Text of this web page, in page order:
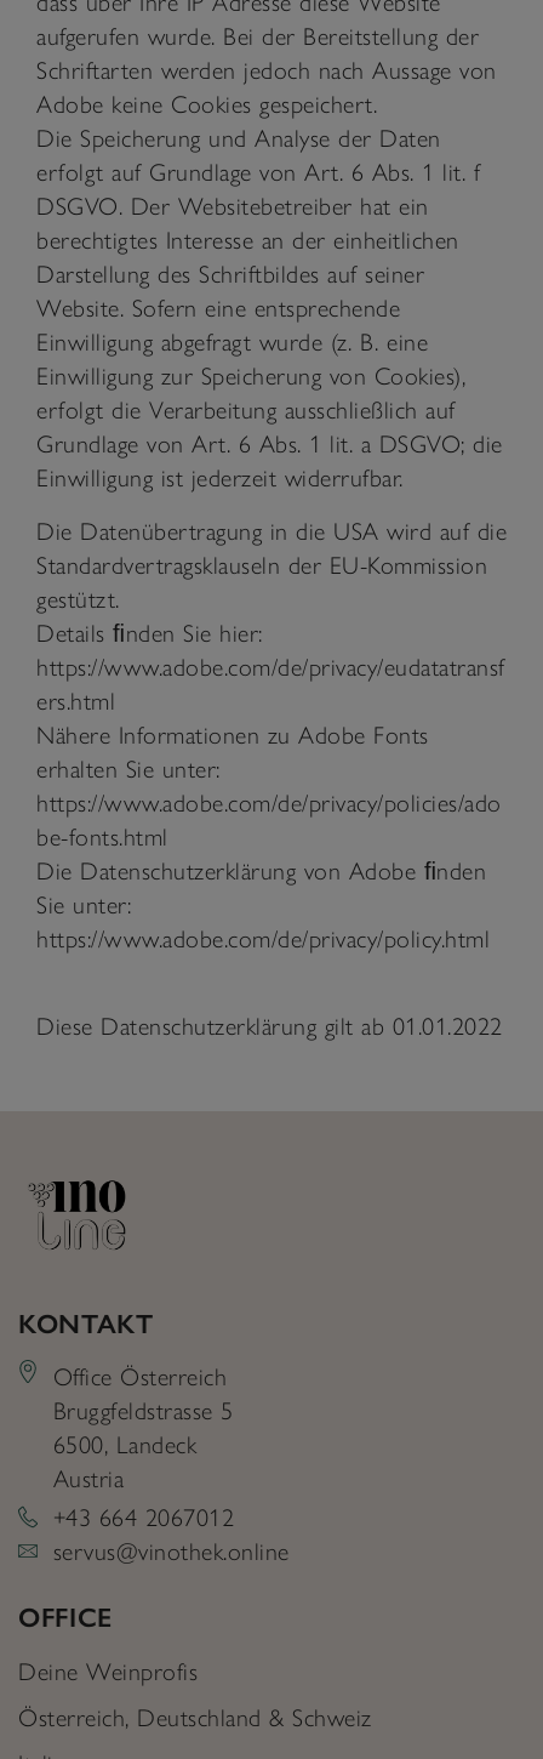
aufgerufen wurde. Bei der Bereitstellung der
Schriftarten werden jedoch nach Aussage von
Adobe keine Cookies gespeichert.
Die Speicherung und Analyse der Daten
erfolgt auf Grundlage von Art. 6 Abs. 1 lit. f
DSGVO. Der Websitebetreiber hat ein
berechtigtes Interesse an der einheitlichen
Darstellung des Schriftbildes auf seiner
Website. Sofern eine entsprechende
Einwilligung abgefragt wurde (z. B. eine
Einwilligung zur Speicherung von Cookies),
erfolgt die Verarbeitung ausschließlich auf
Grundlage von Art. 6 Abs. 1 lit. a DSGVO; die
Einwilligung ist jederzeit widerrufbar.
Die Datenübertragung in die USA wird auf die
Standardvertragsklauseln der EU-Kommission
gestützt.
Details ﬁnden Sie hier:
https://www.adobe.com/de/privacy/eudatatransf
ers.html
Nähere Informationen zu Adobe Fonts
erhalten Sie unter:
https://www.adobe.com/de/privacy/policies/ado
be-fonts.html
Die Datenschutzerklärung von Adobe ﬁnden
Sie unter:
https://www.adobe.com/de/privacy/policy.html
Diese Datenschutzerklärung gilt ab 01.01.2022
KONTAKT
Office Österreich
Bruggfeldstrasse 5
6500, Landeck
Austria
+43 664 2067012
servus@vinothek.online
OFFICE
Deine Weinprofis
Österreich, Deutschland & Schweiz